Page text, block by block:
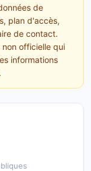
de
plan d'accès,
de contact.
officielle qui
informations